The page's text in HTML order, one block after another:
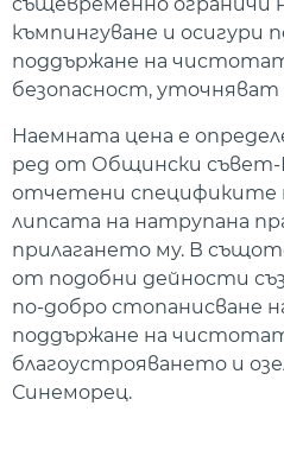
къмпингуване и осигури
поддържане на
безопасност,
Наемната цена е
ред от Общински съвет-
отчетени спецификите
липсата на натрупана
прилагането му. В
от подобни дейности
по-добро стопанисване
поддържане на
благоустрояването и
Синеморец.